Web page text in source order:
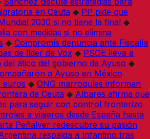
en Ceuta ◆ PP pide que
2030 si no tiene la final ◆
con medidas si no elimina
◆ Compromís denuncia ante Fiscalía
de líder de Vox ◆ PSOE lleva a
ático del gobierno de Ayuso ◆
a Ayuso en México
euros ◆ ONG marroquíes informan
de Ceuta ◆ Albares afirma que
para seguir con control fronterizo
a viajeros desde España hasta
Peñalver redescubre su pasión
respalda a Infantino tras